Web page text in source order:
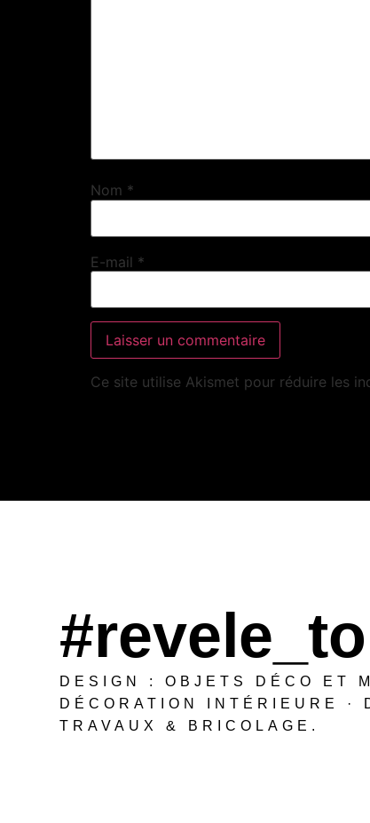
Nom *
E-mail *
Ce site utilise Akismet pour réduire les
DESIGN : OBJETS DÉCO ET
DÉCORATION INTÉRIEURE ·
TRAVAUX & BRICOLAGE.